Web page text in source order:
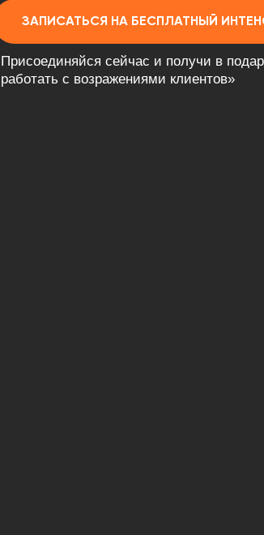
ЗАПИСАТЬСЯ НА БЕСПЛАТНЫЙ
Присоединяйся сейчас и получи в
работать с возражениями клиентов»